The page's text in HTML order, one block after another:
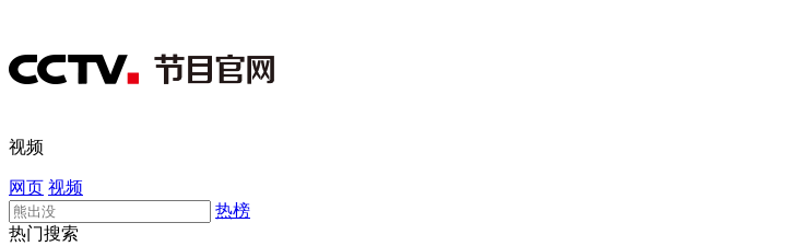
视频
网页 视频
热榜
热门搜索